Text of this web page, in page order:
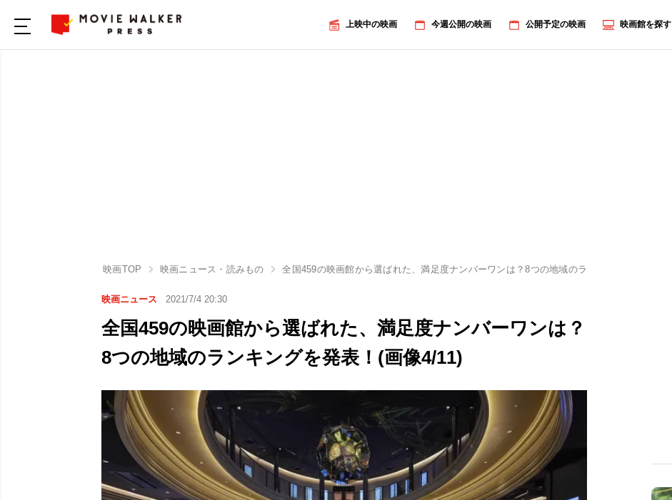
上映中の映画 今週公開の映画 公開予定の映画 映画館を探す
映画TOP 映画ニュース・読みもの 全国459の映画館から選ばれた、満足度ナンバーワンは？8つの地域のランキングを発表！
映画ニュース 2021/7/4 20:30
全国459の映画館から選ばれた、満足度ナンバーワンは？
8つの地域のランキングを発表！(画像4/11)